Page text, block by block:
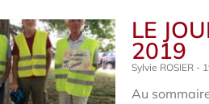
LE
2019
Sylvie ROSIER
Au